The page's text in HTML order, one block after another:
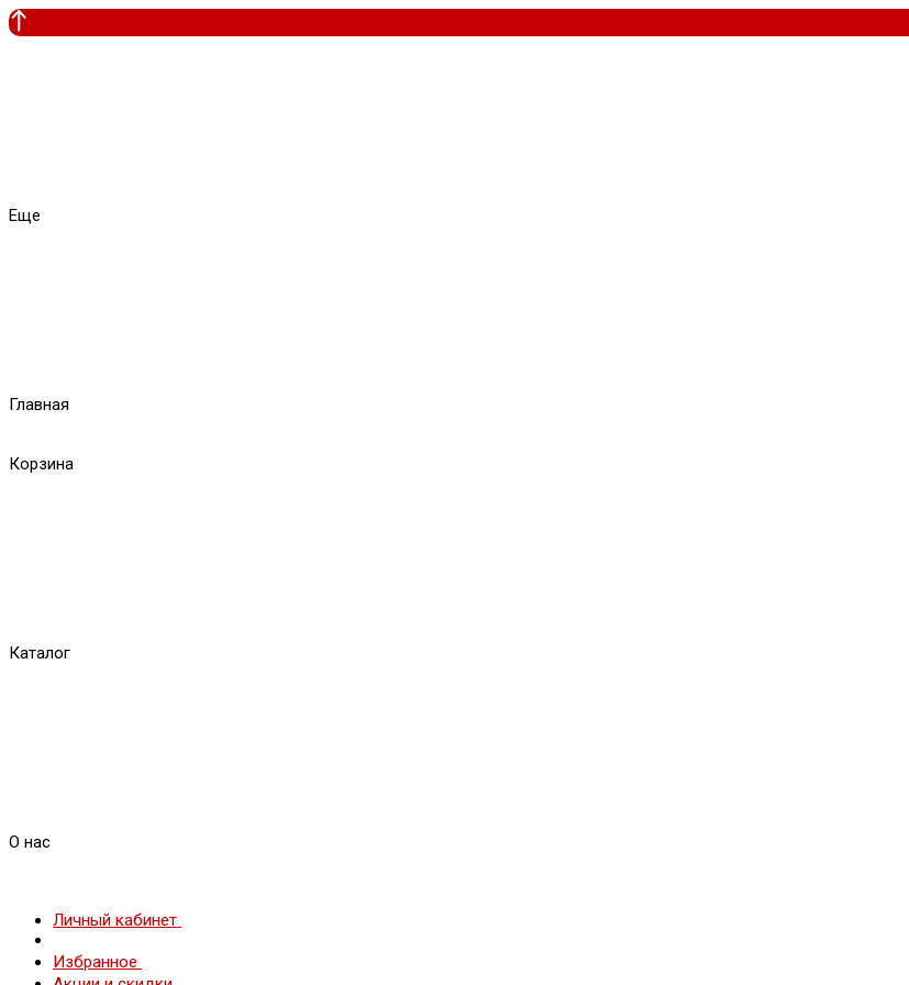
Еще
Главная
Корзина
Каталог
О нас
Личный кабинет
Избранное